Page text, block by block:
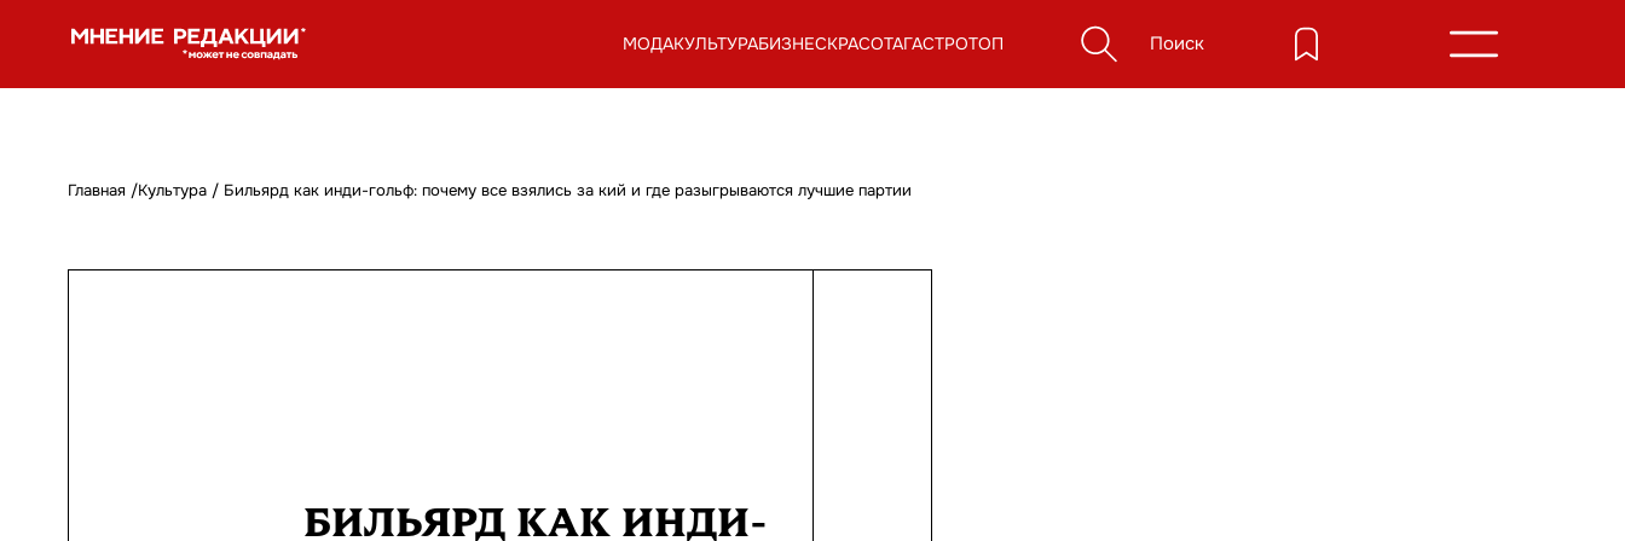
МОДАКУЛЬТУРАБИЗНЕСКРАСОТАГАСТРОТОП
Главная /Культура / Бильярд как инди-гольф: почему все взялись за кий и где разыгрываются лучшие партии
БИЛЬЯРД КАК ИНДИ-